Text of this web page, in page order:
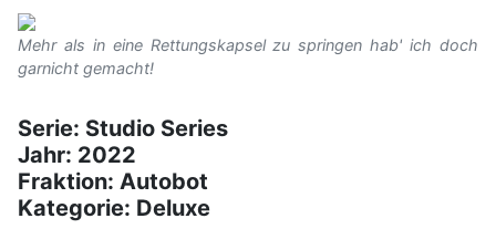
Mehr als in eine Rettungskapsel zu springen hab' ich doch
garnicht gemacht!
Serie: Studio Series
Jahr: 2022
Fraktion: Autobot
Kategorie: Deluxe